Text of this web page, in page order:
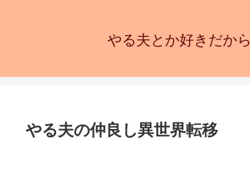
やる夫とか好きだから
やる夫の仲良し異世界転移